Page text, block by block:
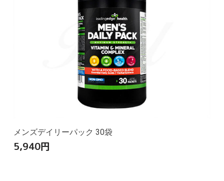
メンズデイリーパック 30袋
5,940円